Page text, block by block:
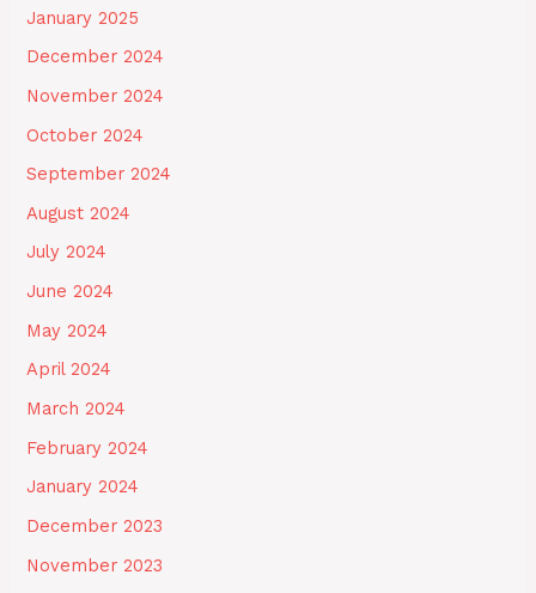
January 2025
December 2024
November 2024
October 2024
September 2024
August 2024
July 2024
June 2024
May 2024
April 2024
March 2024
February 2024
January 2024
December 2023
November 2023